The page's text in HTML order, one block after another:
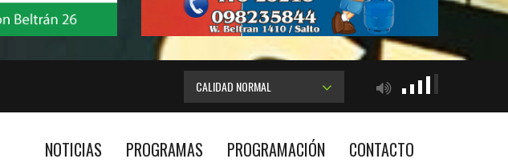
CALIDAD NORMAL
NOTICIAS PROGRAMAS PROGRAMACIÓN CONTACTO